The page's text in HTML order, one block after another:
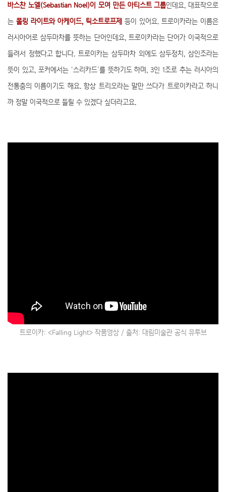
바스찬 노엘(Sebastian Noel)이 모여 만든 아티스트 그룹인데요, 대표작으로
는 폴링 라이트와 아케이드, 틱소트로프제 등이 있어요. 트로이카라는 이름은
러시아어로 삼두마차를 뜻하는 단어인데요, 트로이카라는 단어가 이국적으로
들려서 정했다고 합니다. 트로이카는 삼두마차 외에도 삼두정치, 삼인조라는
뜻이 있고, 포커에서는 ‘스리카드’를 뜻하기도 하며, 3인 1조로 추는 러시아의
전통춤의 이름이기도 해요. 항상 트리오라는 말만 쓰다가 트로이카라고 하니
까 정말 이국적으로 들릴 수 있겠다 싶더라고요.
트로이카: <Falling Light> 작품영상 / 출처: 대림미술관 공식 유투브